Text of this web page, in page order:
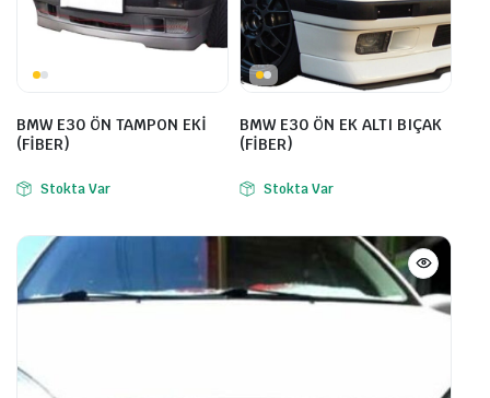
BMW E30 ÖN TAMPON EKİ
(FİBER)
Stokta Var
BMW E30 ÖN EK ALTI BIÇAK
(FİBER)
Stokta Var